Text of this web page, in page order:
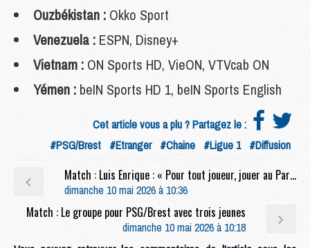
Ouzbékistan : Okko Sport
Venezuela : ESPN, Disney+
Vietnam : ON Sports HD, VieON, VTVcab ON
Yémen : beIN Sports HD 1, beIN Sports English
Cet article vous a plu ? Partagez le :
#PSG/Brest #Etranger #Chaine #Ligue 1 #Diffusion
Match : Luis Enrique : « Pour tout joueur, jouer au Parc, c'est toujours spécial »
dimanche 10 mai 2026 à 10:36
Match : Le groupe pour PSG/Brest avec trois jeunes
dimanche 10 mai 2026 à 10:18